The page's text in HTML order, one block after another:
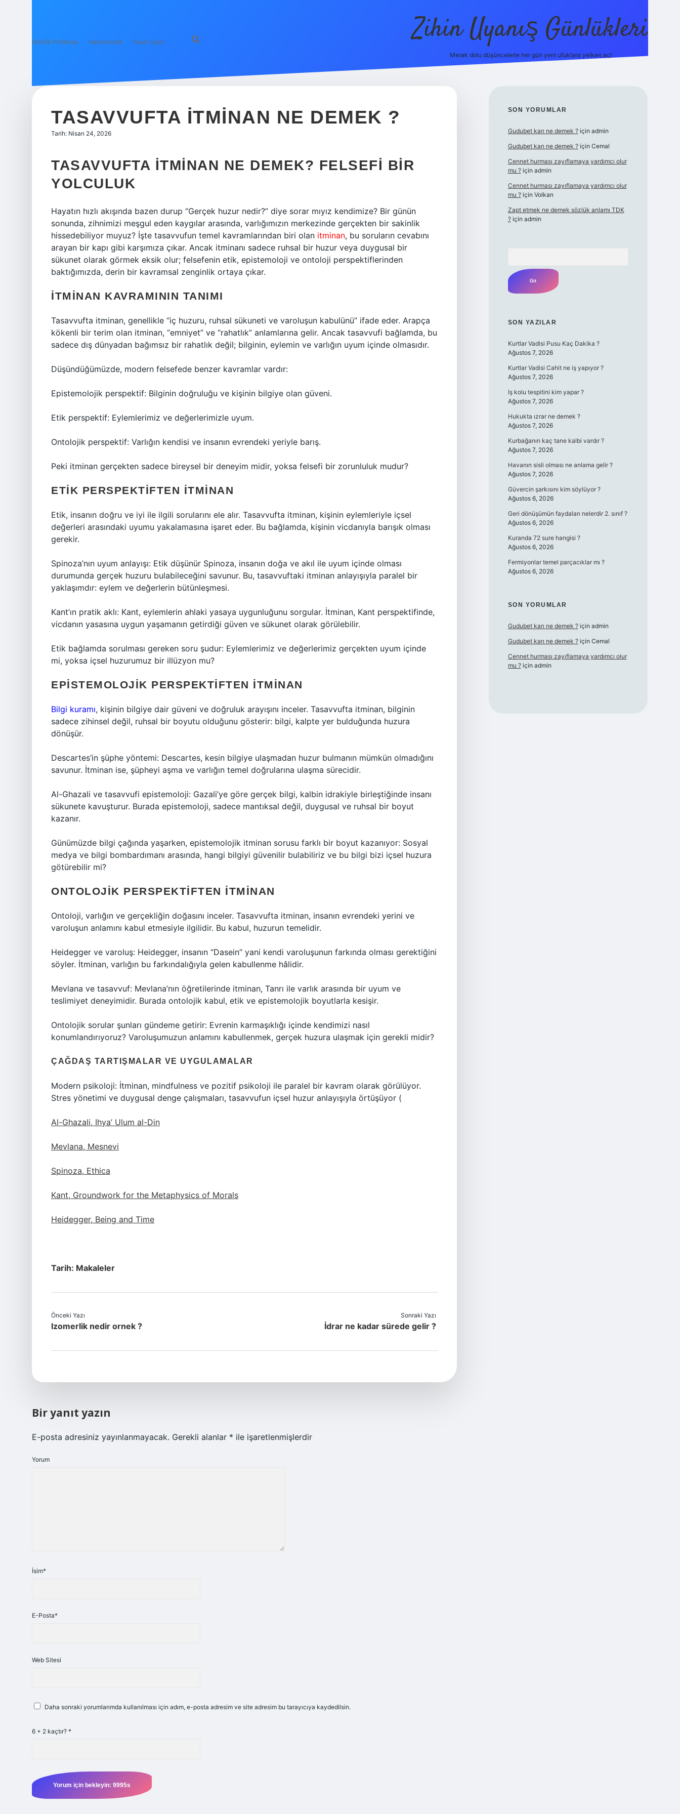
Gizlilik Politikası Hakkımızda Yasal Uyarı Zihin Uyanış Günlükleri
Merak dolu düşüncelerle her gün yeni ufuklara yelken aç!
TASAVVUFTA ITMINAN NE DEMEK ?
Tarih: Nisan 24, 2026
TASAVVUFTA İTMINAN NE DEMEK? FELSEFI BIR
YOLCULUK
Hayatın hızlı akışında bazen durup “Gerçek huzur nedir?” diye sorar mıyız kendimize? Bir günün
sonunda, zihnimizi meşgul eden kaygılar arasında, varlığımızın merkezinde gerçekten bir sakinlik
hissedebiliyor muyuz? İşte tasavvufun temel kavramlarından biri olan itminan, bu soruların cevabını
arayan bir kapı gibi karşımıza çıkar. Ancak itminanı sadece ruhsal bir huzur veya duygusal bir
sükunet olarak görmek eksik olur; felsefenin etik, epistemoloji ve ontoloji perspektiflerinden
baktığımızda, derin bir kavramsal zenginlik ortaya çıkar.
İTMINAN KAVRAMININ TANIMI
Tasavvufta itminan, genellikle “iç huzuru, ruhsal sükuneti ve varoluşun kabulünü” ifade eder. Arapça
kökenli bir terim olan itminan, “emniyet” ve “rahatlık” anlamlarına gelir. Ancak tasavvufi bağlamda, bu
sadece dış dünyadan bağımsız bir rahatlık değil; bilginin, eylemin ve varlığın uyum içinde olmasıdır.
Düşündüğümüzde, modern felsefede benzer kavramlar vardır:
Epistemolojik perspektif: Bilginin doğruluğu ve kişinin bilgiye olan güveni.
Etik perspektif: Eylemlerimiz ve değerlerimizle uyum.
Ontolojik perspektif: Varlığın kendisi ve insanın evrendeki yeriyle barış.
Peki itminan gerçekten sadece bireysel bir deneyim midir, yoksa felsefi bir zorunluluk mudur?
ETIK PERSPEKTIFTEN İTMINAN
Etik, insanın doğru ve iyi ile ilgili sorularını ele alır. Tasavvufta itminan, kişinin eylemleriyle içsel
değerleri arasındaki uyumu yakalamasına işaret eder. Bu bağlamda, kişinin vicdanıyla barışık olması
gerekir.
Spinoza’nın uyum anlayışı: Etik düşünür Spinoza, insanın doğa ve akıl ile uyum içinde olması
durumunda gerçek huzuru bulabileceğini savunur. Bu, tasavvuftaki itminan anlayışıyla paralel bir
yaklaşımdır: eylem ve değerlerin bütünleşmesi.
Kant’ın pratik aklı: Kant, eylemlerin ahlaki yasaya uygunluğunu sorgular. İtminan, Kant perspektifinde,
vicdanın yasasına uygun yaşamanın getirdiği güven ve sükunet olarak görülebilir.
Etik bağlamda sorulması gereken soru şudur: Eylemlerimiz ve değerlerimiz gerçekten uyum içinde
mi, yoksa içsel huzurumuz bir illüzyon mu?
EPISTEMOLOJIK PERSPEKTIFTEN İTMINAN
Bilgi kuramı, kişinin bilgiye dair güveni ve doğruluk arayışını inceler. Tasavvufta itminan, bilginin
sadece zihinsel değil, ruhsal bir boyutu olduğunu gösterir: bilgi, kalpte yer bulduğunda huzura
dönüşür.
Descartes’in şüphe yöntemi: Descartes, kesin bilgiye ulaşmadan huzur bulmanın mümkün olmadığını
savunur. İtminan ise, şüpheyi aşma ve varlığın temel doğrularına ulaşma sürecidir.
Al-Ghazali ve tasavvufi epistemoloji: Gazali’ye göre gerçek bilgi, kalbin idrakiyle birleştiğinde insanı
sükunete kavuşturur. Burada epistemoloji, sadece mantıksal değil, duygusal ve ruhsal bir boyut
kazanır.
Günümüzde bilgi çağında yaşarken, epistemolojik itminan sorusu farklı bir boyut kazanıyor: Sosyal
medya ve bilgi bombardımanı arasında, hangi bilgiyi güvenilir bulabiliriz ve bu bilgi bizi içsel huzura
götürebilir mi?
ONTOLOJIK PERSPEKTIFTEN İTMINAN
Ontoloji, varlığın ve gerçekliğin doğasını inceler. Tasavvufta itminan, insanın evrendeki yerini ve
varoluşun anlamını kabul etmesiyle ilgilidir. Bu kabul, huzurun temelidir.
Heidegger ve varoluş: Heidegger, insanın “Dasein” yani kendi varoluşunun farkında olması gerektiğini
söyler. İtminan, varlığın bu farkındalığıyla gelen kabullenme hâlidir.
Mevlana ve tasavvuf: Mevlana’nın öğretilerinde itminan, Tanrı ile varlık arasında bir uyum ve
teslimiyet deneyimidir. Burada ontolojik kabul, etik ve epistemolojik boyutlarla kesişir.
Ontolojik sorular şunları gündeme getirir: Evrenin karmaşıklığı içinde kendimizi nasıl
konumlandırıyoruz? Varoluşumuzun anlamını kabullenmek, gerçek huzura ulaşmak için gerekli midir?
ÇAĞDAŞ TARTIŞMALAR VE UYGULAMALAR
Modern psikoloji: İtminan, mindfulness ve pozitif psikoloji ile paralel bir kavram olarak görülüyor.
Stres yönetimi ve duygusal denge çalışmaları, tasavvufun içsel huzur anlayışıyla örtüşüyor (
Al-Ghazali, Ihya’ Ulum al-Din
Mevlana, Mesnevi
Spinoza, Ethica
Kant, Groundwork for the Metaphysics of Morals
Heidegger, Being and Time
Tarih: Makaleler
Önceki Yazı
Izomerlik nedir ornek ?
Sonraki Yazı
İdrar ne kadar sürede gelir ?
Bir yanıt yazın
E-posta adresiniz yayınlanmayacak. Gerekli alanlar * ile işaretlenmişlerdir
Yorum
İsim*
E-Posta*
Web Sitesi
Daha sonraki yorumlarımda kullanılması için adım, e-posta adresim ve site adresim bu tarayıcıya kaydedilsin.
6 + 2 kaçtır? *
SIDEBAR
SON YORUMLAR
Gudubet karı ne demek ?için admin
Gudubet karı ne demek ?için Cemal
Cennet hurması zayıflamaya yardımcı olur
mu ?için admin
Cennet hurması zayıflamaya yardımcı olur
mu ?için Volkan
Zapt etmek ne demek sözlük anlamı TDK
?için admin
SON YAZILAR
Kurtlar Vadisi Pusu Kaç Dakika ?
Ağustos 7, 2026
Kurtlar Vadisi Cahit ne iş yapıyor ?
Ağustos 7, 2026
Iş kolu tespitini kim yapar ?
Ağustos 7, 2026
Hukukta ızrar ne demek ?
Ağustos 7, 2026
Kurbağanın kaç tane kalbi vardır ?
Ağustos 7, 2026
Havanın sisli olması ne anlama gelir ?
Ağustos 7, 2026
Güvercin şarkısını kim söylüyor ?
Ağustos 6, 2026
Geri dönüşümün faydaları nelerdir 2. sınıf ?
Ağustos 6, 2026
Kuranda 72 sure hangisi ?
Ağustos 6, 2026
Fermiyonlar temel parçacıklar mı ?
Ağustos 6, 2026
SON YORUMLAR
Gudubet karı ne demek ?için admin
Gudubet karı ne demek ?için Cemal
Cennet hurması zayıflamaya yardımcı olur
mu ?için admin